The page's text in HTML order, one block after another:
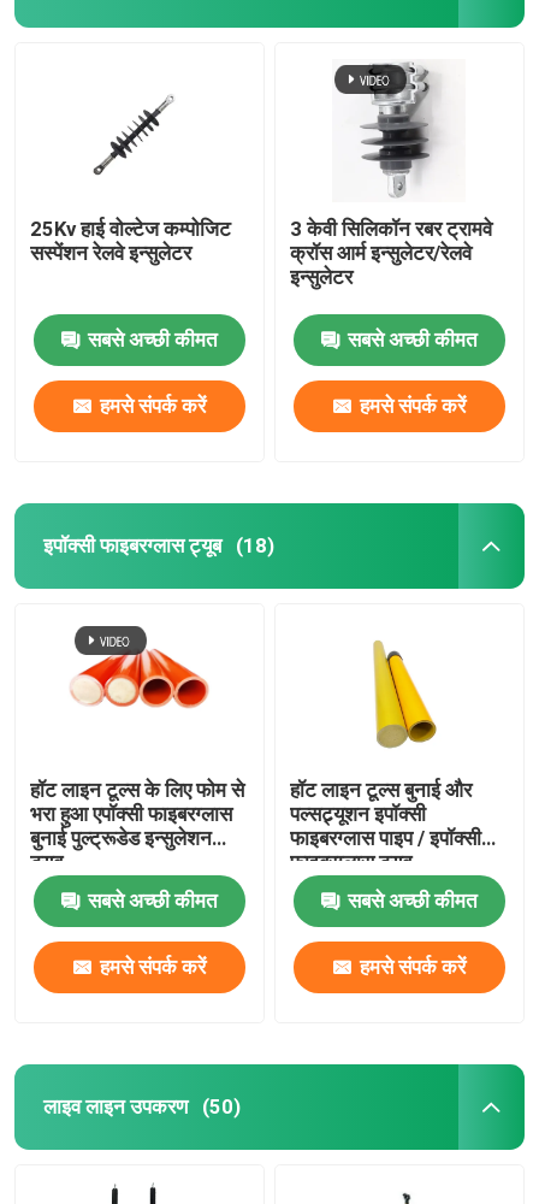
एफआरपी ढाला उत्पाद
25Kv हाई वोल्टेज कम्पोजिट
सस्पेंशन रेलवे इन्सुलेटर
सबसे अच्छी कीमत
हमसे संपर्क करें
3 केवी सिलिकॉन रबर ट्रामवे
क्रॉस आर्म इन्सुलेटर/रेलवे
इन्सुलेटर
सबसे अच्छी कीमत
हमसे संपर्क करें
इपॉक्सी फाइबरग्लास ट्यूब (18)
हॉट लाइन टूल्स के लिए फोम से
भरा हुआ एपॉक्सी फाइबरग्लास
बुनाई पुल्ट्रूडेड इन्सुलेशन
ट्यूब
सबसे अच्छी कीमत
हमसे संपर्क करें
हॉट लाइन टूल्स बुनाई और
पल्सट्र्यूशन इपॉक्सी
फाइबरग्लास पाइप / इपॉक्सी
फाइबरग्लास ट्यूब
सबसे अच्छी कीमत
हमसे संपर्क करें
लाइव लाइन उपकरण (50)